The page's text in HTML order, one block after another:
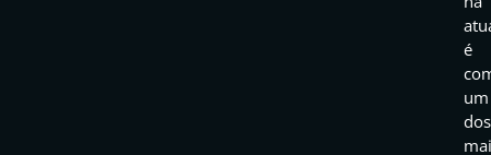
é
um
dos